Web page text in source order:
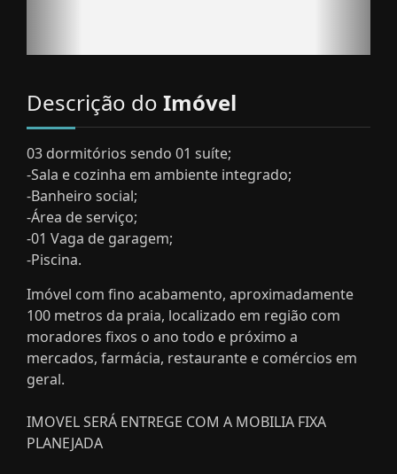
Descrição do Imóvel
03 dormitórios sendo 01 suíte;
-Sala e cozinha em ambiente integrado;
-Banheiro social;
-Área de serviço;
-01 Vaga de garagem;
-Piscina.
Imóvel com fino acabamento, aproximadamente
100 metros da praia, localizado em região com
moradores fixos o ano todo e próximo a
mercados, farmácia, restaurante e comércios em
geral.
IMOVEL SERÁ ENTREGE COM A MOBILIA FIXA
PLANEJADA